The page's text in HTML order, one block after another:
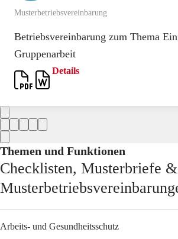
Musterbetriebsvereinbarung
Betriebsvereinbarung zum Thema
Gruppenarbeit
Details
Themen und Funktionen
Checklisten, Musterbriefe &
Arbeits- und Gesundheitsschutz